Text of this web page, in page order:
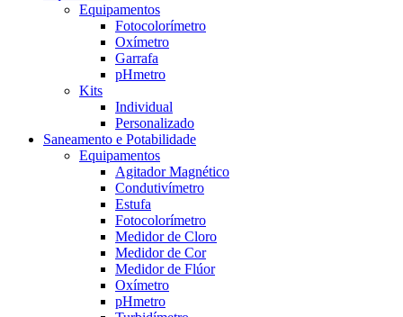
Equipamentos
Fotocolorímetro
Oxímetro
Garrafa
pHmetro
Kits
Individual
Personalizado
Saneamento e Potabilidade
Equipamentos
Agitador Magnético
Condutivímetro
Estufa
Fotocolorímetro
Medidor de Cloro
Medidor de Cor
Medidor de Flúor
Oxímetro
pHmetro